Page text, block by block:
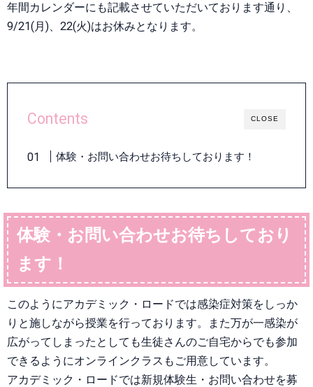
年間カレンダーにも記載させていただいております通り、
9/21(月)、22(火)はお休みとなります。
CLOSE
Contents
体験・お問い合わせお待ちしております！
体験・お問い合わせお待ちしており
ます！
このようにアカデミック・ロードでは感染症対策をしっか
りと施しながら授業を行っております。また万が一感染が
広がってしまったとしても生徒さんのご自宅からでも参加
できるようにオンラインクラスもご用意しています。
アカデミック・ロードでは新規体験生・お問い合わせを募